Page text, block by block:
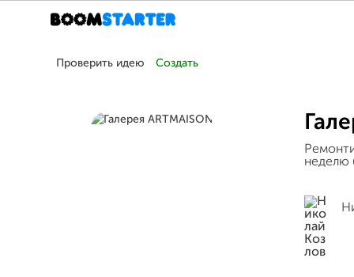
Проверить идею Создать
неделю